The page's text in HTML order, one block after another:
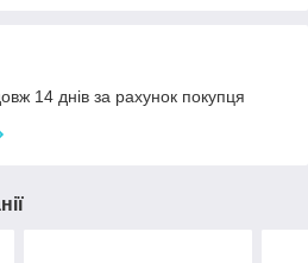
14 днів за рахунок покупця